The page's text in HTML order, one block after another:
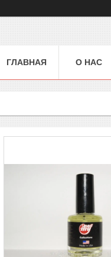
ГЛАВНАЯ О НАС